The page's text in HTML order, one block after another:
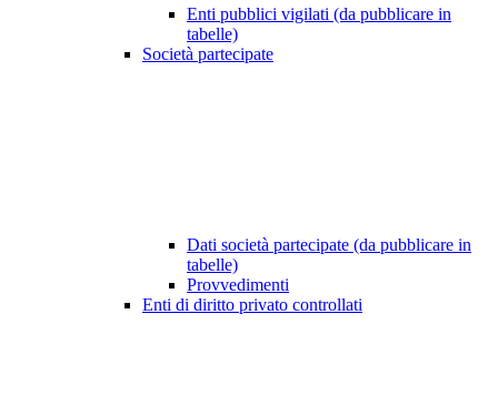
Enti pubblici vigilati (da pubblicare in
tabelle)
Società partecipate
Dati società partecipate (da pubblicare in
tabelle)
Provvedimenti
Enti di diritto privato controllati